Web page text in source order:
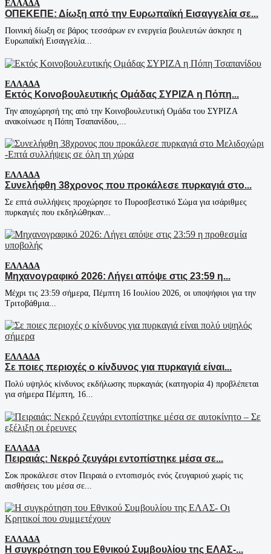
ΕΛΛΆΔΑ
ΟΠΕΚΕΠΕ: Δίωξη από την Ευρωπαϊκή Εισαγγελία σε...
Ποινική δίωξη σε βάρος τεσσάρων εν ενεργεία βουλευτών άσκησε η
Ευρωπαϊκή Εισαγγελία...
ΕΛΛΆΔΑ
Εκτός Κοινοβουλευτικής Ομάδας ΣΥΡΙΖΑ η Πόπη...
Την αποχώρησή της από την Κοινοβουλευτική Ομάδα του ΣΥΡΙΖΑ
ανακοίνωσε η Πόπη Τσαπανίδου,...
ΕΛΛΆΔΑ
Συνελήφθη 38χρονος που προκάλεσε πυρκαγιά στο...
Σε επτά συλλήψεις προχώρησε το Πυροσβεστικό Σώμα για ισάριθμες
πυρκαγιές που εκδηλώθηκαν...
ΕΛΛΆΔΑ
Μηχανογραφικό 2026: Λήγει απόψε στις 23:59 η...
Μέχρι τις 23:59 σήμερα, Πέμπτη 16 Ιουλίου 2026, οι υποψήφιοι για την
Τριτοβάθμια...
ΕΛΛΆΔΑ
Σε ποιες περιοχές ο κίνδυνος για πυρκαγιά είναι...
Πολύ υψηλός κίνδυνος εκδήλωσης πυρκαγιάς (κατηγορία 4) προβλέπεται
για σήμερα Πέμπτη, 16...
ΕΛΛΆΔΑ
Πειραιάς: Νεκρό ζευγάρι εντοπίστηκε μέσα σε...
Σοκ προκάλεσε στον Πειραιά ο εντοπισμός ενός ζευγαριού χωρίς τις
αισθήσεις του μέσα σε...
ΕΛΛΆΔΑ
Η συγκρότηση του Εθνικού Συμβουλίου της ΕΛΑΣ-...